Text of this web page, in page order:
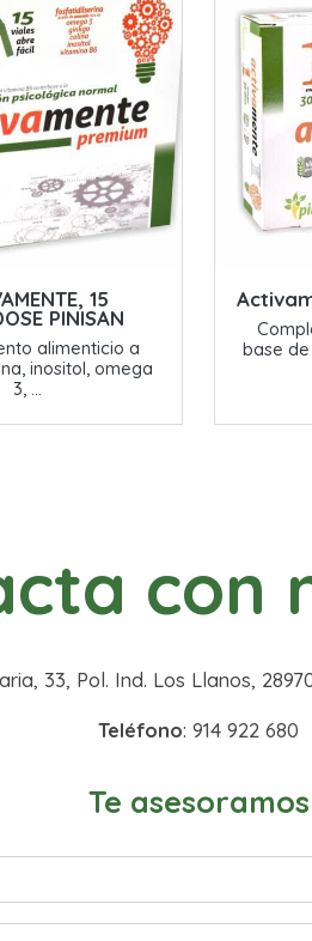
15
PINISAN
alimenticio a
inositol, omega
3, ...
base
con
33, Pol. Ind. Los Llanos,
Teléfono: 914 922 680
Te asesoramos